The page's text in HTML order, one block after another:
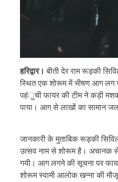
हरिद्वार।बीती देर राम रूड़की
स्थित एक शोरूम में भीषण आग लग
पहंुची फायर की टीम ने कड़ी
पाया। आग से लाखों का सामान
जानकारी के मुताबिक रूड़की
उत्सव नाम से शोरूम है। अचानक
गयी। आग लगने की सूचना पर
शोरूम स्वामी आलोक खन्ना की